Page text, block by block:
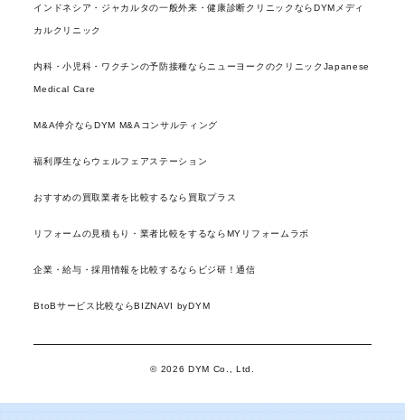
インドネシア・ジャカルタの一般外来・健康診断クリニックならDYMメディ
カルクリニック
内科・小児科・ワクチンの予防接種ならニューヨークのクリニックJapanese
Medical Care
M&A仲介ならDYM M&Aコンサルティング
福利厚生ならウェルフェアステーション
おすすめの買取業者を比較するなら買取プラス
リフォームの見積もり・業者比較をするならMYリフォームラボ
企業・給与・採用情報を比較するならビジ研！通信
BtoBサービス比較ならBIZNAVI byDYM
© 2026 DYM Co., Ltd.